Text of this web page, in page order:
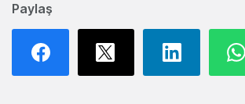
Paylaş